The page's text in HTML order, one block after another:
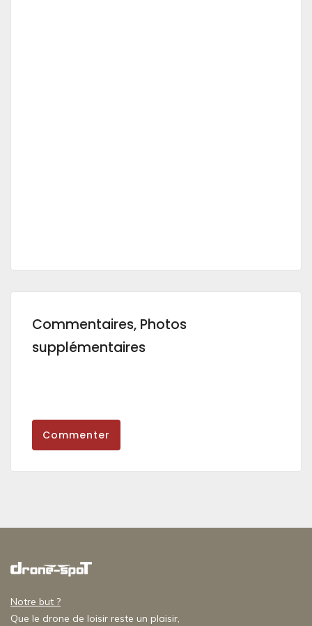
Commentaires, Photos
supplémentaires
Commenter
Notre but ?
Que le drone de loisir reste un plaisir,